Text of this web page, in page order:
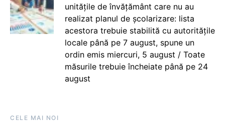
unitățile de învățământ care nu au
realizat planul de școlarizare: lista
acestora trebuie stabilită cu autoritățile
locale până pe 7 august, spune un
ordin emis miercuri, 5 august / Toate
măsurile trebuie încheiate până pe 24
august
CELE MAI NOI